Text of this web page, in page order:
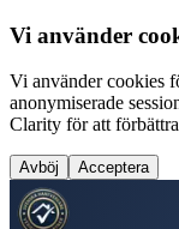
Vi använder
Vi använder cookies
anonymiserade
Clarity för att
Avböj Acceptera